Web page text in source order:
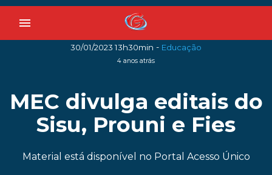
menu
30/01/2023 13h30min - Educação
4 anos atrás
MEC divulga editais do
Sisu, Prouni e Fies
Material está disponível no Portal Acesso Único